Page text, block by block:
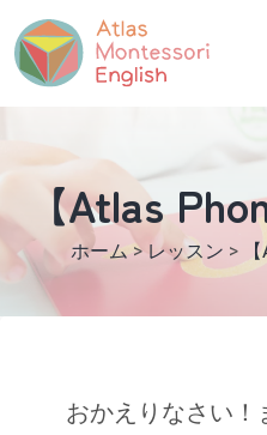
【Atlas
ホーム > レッスン >
おかえりなさい！